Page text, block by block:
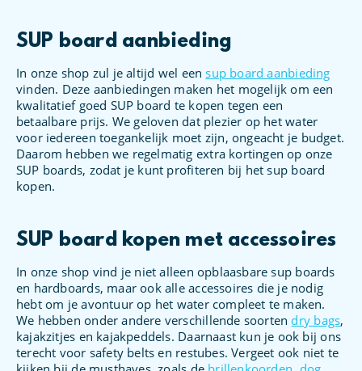
SUP board aanbieding
In onze shop zul je altijd wel een sup board aanbieding
vinden. Deze aanbiedingen maken het mogelijk om een
kwalitatief goed SUP board te kopen tegen een
betaalbare prijs. We geloven dat plezier op het water
voor iedereen toegankelijk moet zijn, ongeacht je budget.
Daarom hebben we regelmatig extra kortingen op onze
SUP boards, zodat je kunt profiteren bij het sup board
kopen.
SUP board kopen met accessoires
In onze shop vind je niet alleen opblaasbare sup boards
en hardboards, maar ook alle accessoires die je nodig
hebt om je avontuur op het water compleet te maken.
We hebben onder andere verschillende soorten dry bags,
kajakzitjes en kajakpeddels. Daarnaast kun je ook bij ons
terecht voor safety belts en restubes. Vergeet ook niet te